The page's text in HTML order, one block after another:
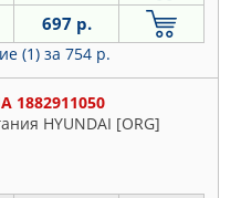
697 р.
(1) за 754 р.
1882911050
HYUNDAI [ORG]